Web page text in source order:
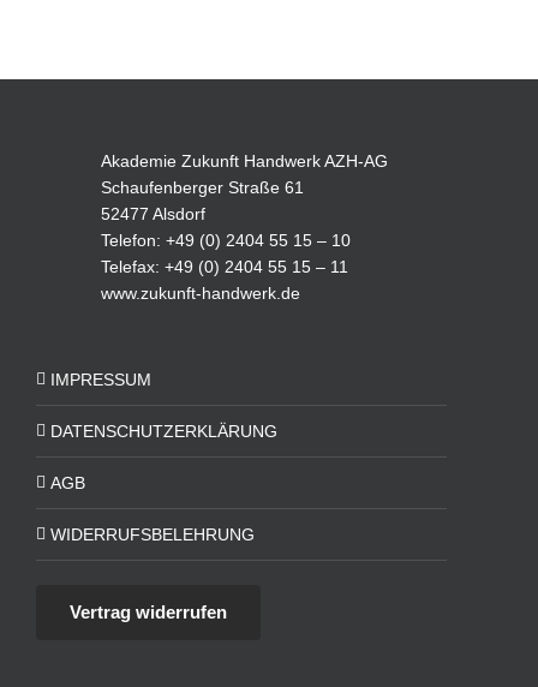
Akademie Zukunft Handwerk AZH-AG
Schaufenberger Straße 61
52477 Alsdorf
Telefon: +49 (0) 2404 55 15 – 10
Telefax: +49 (0) 2404 55 15 – 11
www.zukunft-handwerk.de
IMPRESSUM
DATENSCHUTZERKLÄRUNG
AGB
WIDERRUFSBELEHRUNG
Vertrag widerrufen